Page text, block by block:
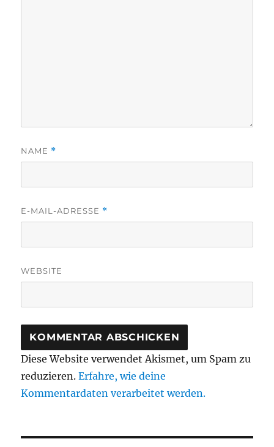
NAME *
E-MAIL-ADRESSE *
WEBSITE
Diese Website verwendet Akismet, um Spam zu
reduzieren.Erfahre, wie deine
Kommentardaten verarbeitet werden.